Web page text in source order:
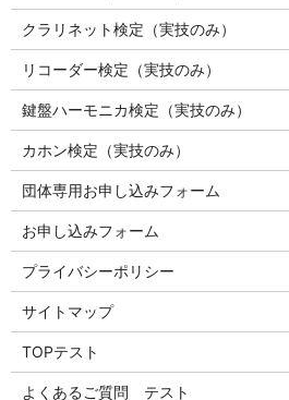
クラリネット検定（実技のみ）
リコーダー検定（実技のみ）
鍵盤ハーモニカ検定（実技のみ）
カホン検定（実技のみ）
団体専用お申し込みフォーム
お申し込みフォーム
プライバシーポリシー
サイトマップ
TOPテスト
よくあるご質問 テスト